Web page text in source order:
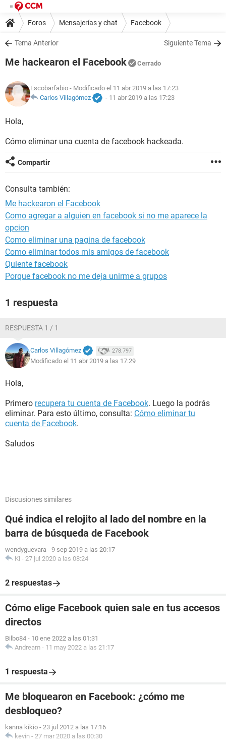
Foros Mensajerías y chat Facebook
Tema Anterior Siguiente Tema
Me hackearon el Facebook Cerrado
Escobarfabio - Modificado el 11 abr 2019 a las 17:23
Carlos Villagómez
- 11 abr 2019 a las 17:23
Hola,
Cómo eliminar una cuenta de facebook hackeada.
Compartir
Consulta también:
Me hackearon el Facebook
Como agregar a alguien en facebook si no me aparece la
opcion
Como eliminar una pagina de facebook
Como eliminar todos mis amigos de facebook
Quiente facebook
Porque facebook no me deja unirme a grupos
1 respuesta
RESPUESTA 1 / 1
Carlos Villagómez 278.797
Modificado el 11 abr 2019 a las 17:29
Hola,
Primero recupera tu cuenta de Facebook. Luego la podrás
eliminar. Para esto último, consulta: Cómo eliminar tu
cuenta de Facebook.
Saludos
Discusiones similares
Qué indica el relojito al lado del nombre en la
barra de búsqueda de Facebook
wendyguevara - 9 sep 2019 a las 20:17
Ki - 27 jul 2020 a las 08:24
2 respuestas
Cómo elige Facebook quien sale en tus accesos
directos
Bilbo84 - 10 ene 2022 a las 01:31
Andream - 11 may 2022 a las 21:17
1 respuesta
Me bloquearon en Facebook: ¿cómo me
desbloqueo?
kanna kikio - 23 jul 2012 a las 17:16
kevin - 27 mar 2020 a las 00:30